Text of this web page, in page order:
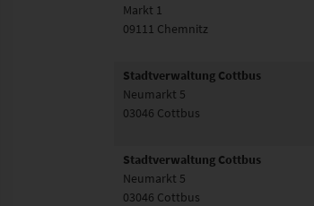
Markt 1
09111 Chemnitz
Stadtverwaltung Cottbus
Neumarkt 5
03046 Cottbus
Stadtverwaltung Cottbus
Neumarkt 5
03046 Cottbus